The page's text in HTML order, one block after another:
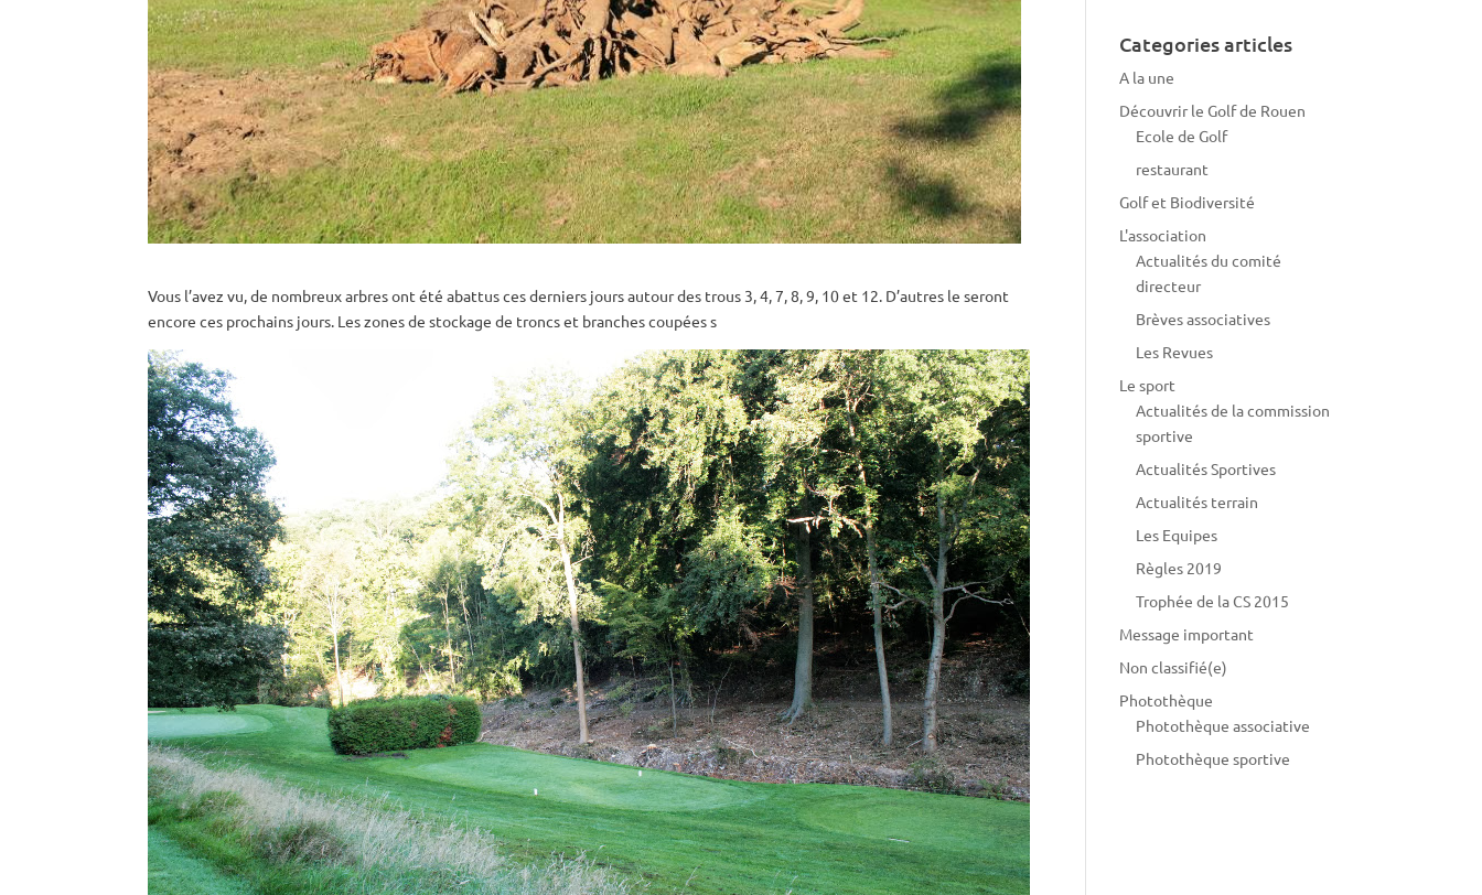
Vous l’avez vu, de nombreux arbres ont été abattus ces derniers jours autour des trous 3, 4, 7, 8, 9, 10 et 12. D’autres le seront
encore ces prochains jours. Les zones de stockage de troncs et branches coupées s
Categories articles
A la une
Découvrir le Golf de Rouen
Ecole de Golf
restaurant
Golf et Biodiversité
L'association
Actualités du comité
directeur
Brèves associatives
Les Revues
Le sport
Actualités de la commission
sportive
Actualités Sportives
Actualités terrain
Les Equipes
Règles 2019
Trophée de la CS 2015
Message important
Non classifié(e)
Photothèque
Photothèque associative
Photothèque sportive